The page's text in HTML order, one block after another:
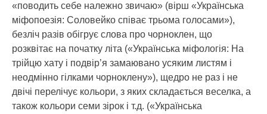
«поводить себе належно звичаю» (вірш «Українська
міфопоезія: Соловейко співає трьома голосами»),
безліч разів обігрує слова про чорноклен, що
розквітає на початку літа («Українська міфологія: На
трійцю хату і подвір’я замаювано усяким листям і
неодмінно гілками чорноклену»), щедро не раз і не
двічі перелічує кольори, з яких складається веселка, а
також кольори семи зірок і т.д. («Українська